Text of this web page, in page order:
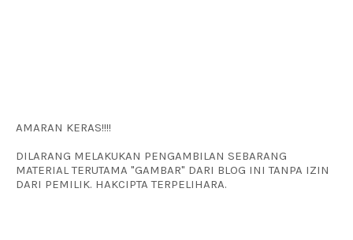
AMARAN KERAS!!!!
DILARANG MELAKUKAN PENGAMBILAN SEBARANG
MATERIAL TERUTAMA "GAMBAR" DARI BLOG INI TANPA IZIN
DARI PEMILIK. HAKCIPTA TERPELIHARA.